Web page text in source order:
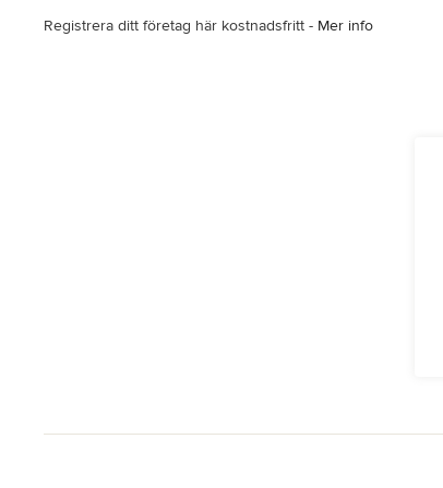
Registrera ditt företag här kostnadsfritt - Mer info